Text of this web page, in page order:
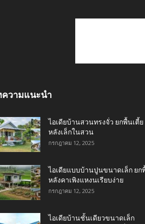
วามแนะนำ
ไอเดียบ้านสวนทรงจั่ว ยกพื้นเตี้ย
หลังเล็กในสวน
กรกฎาคม 12, 2025
ไอเดียแบบบ้านปูนขนาดเล็ก ยก
หลังคาเพิงแหงนเรียบง่าย
กรกฎาคม 12, 2025
ไอเดียบ้านชั้นเดียวขนาดเล็ก